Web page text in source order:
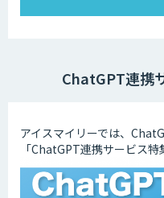
ChatGPT連携
アイスマイリーでは、
「ChatGPT連携サービス